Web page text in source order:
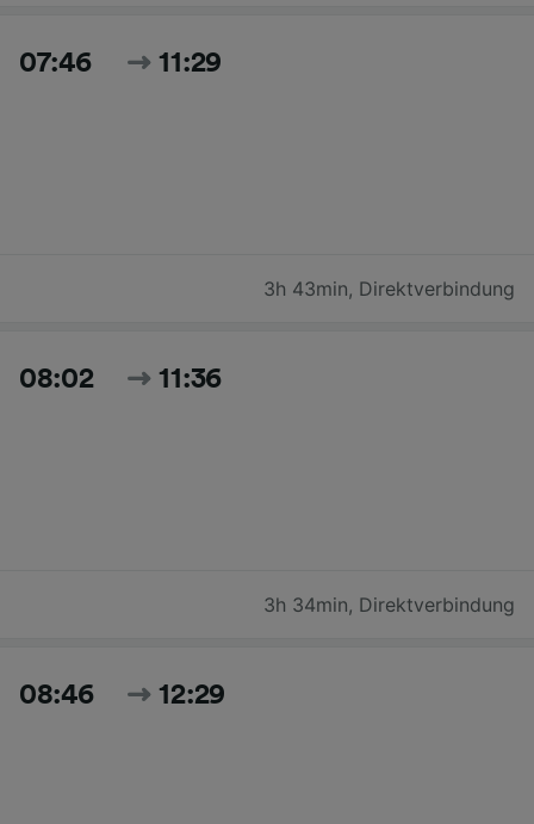
07:46 11:29
3h 43min, Direktverbindung
08:02 11:36
3h 34min, Direktverbindung
08:46 12:29